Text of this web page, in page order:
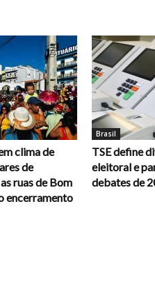
clima de
de
ruas de Bom
encerramento
Brasil
TSE define
eleitoral e
debates de